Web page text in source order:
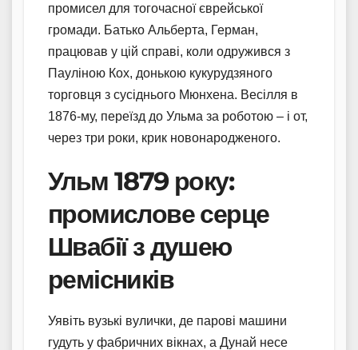
промисел для тогочасної єврейської
громади. Батько Альберта, Герман,
працював у цій справі, коли одружився з
Пауліною Кох, донькою кукурудзяного
торговця з сусіднього Мюнхена. Весілля в
1876-му, переїзд до Ульма за роботою – і от,
через три роки, крик новонародженого.
Ульм 1879 року:
промислове серце
Швабії з душею
ремісників
Уявіть вузькі вулички, де парові машини
гудуть у фабричних вікнах, а Дунай несе